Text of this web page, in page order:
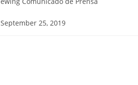
September 25, 2019